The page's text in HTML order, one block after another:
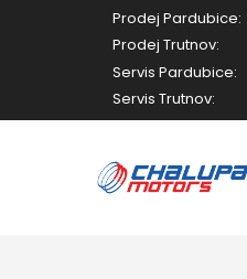
Prodej Pardubice:
Prodej Trutnov:
Servis Pardubice:
Servis Trutnov: